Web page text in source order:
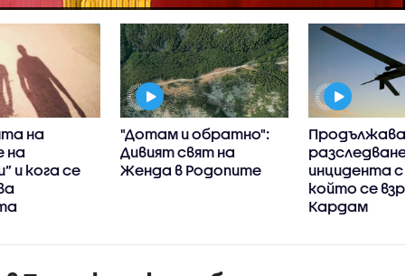
на
на
и кога се
"Дотам и обратно":
Дивият свят на
Женда в Родопите
Продължава
инцидента с
който се
Кардам